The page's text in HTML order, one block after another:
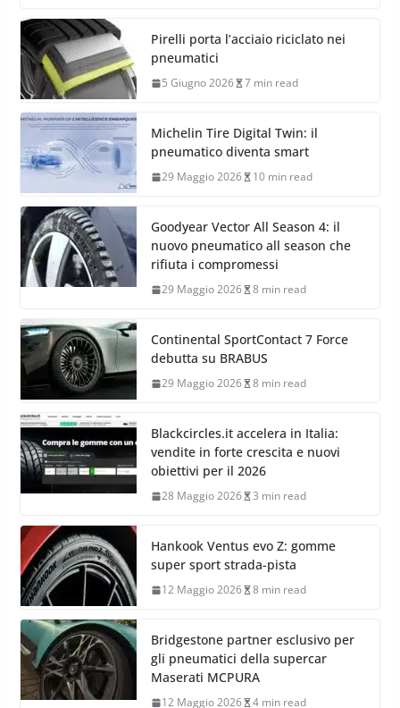
Pirelli porta l’acciaio riciclato nei
pneumatici
5 Giugno 2026 7 min read
Michelin Tire Digital Twin: il
pneumatico diventa smart
29 Maggio 2026 10 min read
Goodyear Vector All Season 4: il
nuovo pneumatico all season che
rifiuta i compromessi
29 Maggio 2026 8 min read
Continental SportContact 7 Force
debutta su BRABUS
29 Maggio 2026 8 min read
Blackcircles.it accelera in Italia:
vendite in forte crescita e nuovi
obiettivi per il 2026
28 Maggio 2026 3 min read
Hankook Ventus evo Z: gomme
super sport strada-pista
12 Maggio 2026 8 min read
Bridgestone partner esclusivo per
gli pneumatici della supercar
Maserati MCPURA
12 Maggio 2026 4 min read